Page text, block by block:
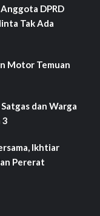
DPRD
Tak Ada
Motor Temuan
dan Warga
3
Ikhtiar
Pererat